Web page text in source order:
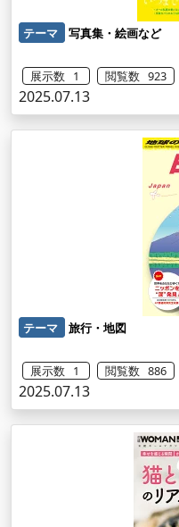
テーマ 写真集・絵画など
展示数 1 閲覧数 923
2025.07.13
テーマ 旅行・地図
展示数 1 閲覧数 886
2025.07.13